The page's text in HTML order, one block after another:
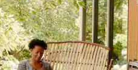
le bas pour les parcourir ou en